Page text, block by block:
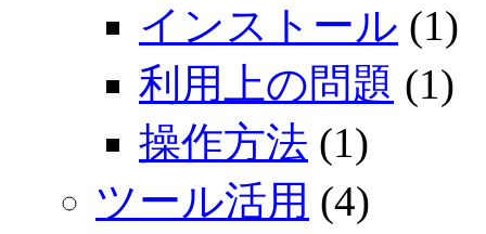
インストール (1)
利用上の問題 (1)
操作方法 (1)
ツール活用 (4)